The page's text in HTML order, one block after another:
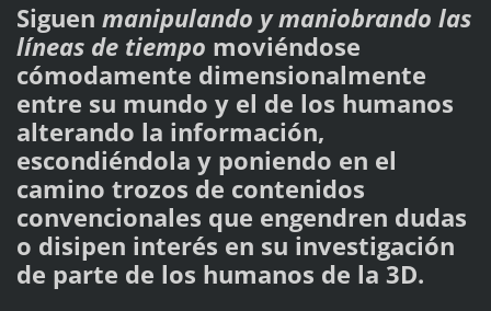
Siguen manipulando y maniobrando las
líneas de tiempo moviéndose
cómodamente dimensionalmente
entre su mundo y el de los humanos
alterando la información,
escondiéndola y poniendo en el
camino trozos de contenidos
convencionales que engendren dudas
o disipen interés en su investigación
de parte de los humanos de la 3D.